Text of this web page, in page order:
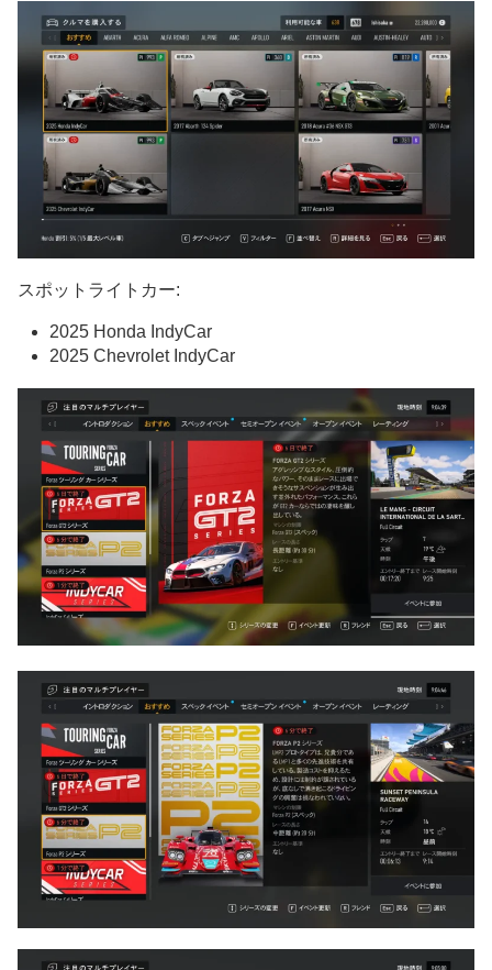
スポットライトカー:
2025 Honda IndyCar
2025 Chevrolet IndyCar